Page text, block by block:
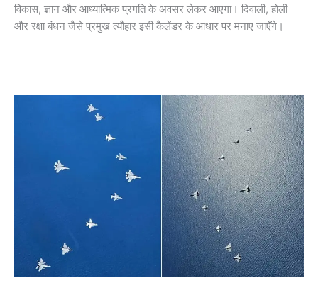
विकास, ज्ञान और आध्यात्मिक प्रगति के अवसर लेकर आएगा। दिवाली, होली
और रक्षा बंधन जैसे प्रमुख त्यौहार इसी कैलेंडर के आधार पर मनाए जाएँगे।